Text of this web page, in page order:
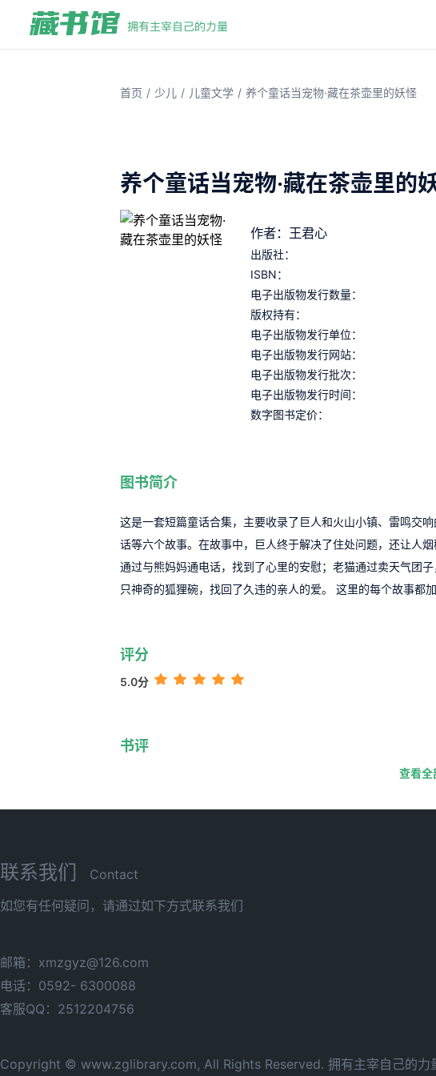
首页 / 少儿 / 儿童文学 / 养个童话当宠物·藏在茶壶里的妖怪
养个童话当宠物·藏在茶壶里的
作者：王君心
出版社：
ISBN：
电子出版物发行数量：
版权持有：
电子出版物发行单位：
电子出版物发行网站：
电子出版物发行批次：
电子出版物发行时间：
数字图书定价：
图书简介
这是一套短篇童话合集，主要收录了巨人和火山小镇、雷鸣交
话等六个故事。在故事中，巨人终于解决了住处问题，还让人
通过与熊妈妈通电话，找到了心里的安慰；老猫通过卖天气团
只神奇的狐狸碗，找回了久违的亲人的爱。 这里的每个故事都
评分
5.0分
书评
查看全
联系我们
Contact
如您有任何疑问，请通过如下方式联系我们
邮箱：xmzgyz@126.com
电话：0592- 6300088
客服QQ：2512204756
Copyright © www.zglibrary.com, All Rights Reserved. 拥有主宰自己的力